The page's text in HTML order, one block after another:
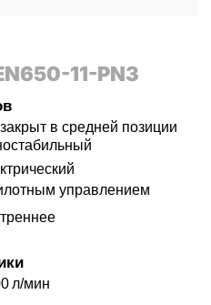
11-PN3
в средней позиции
управлением
л/мин